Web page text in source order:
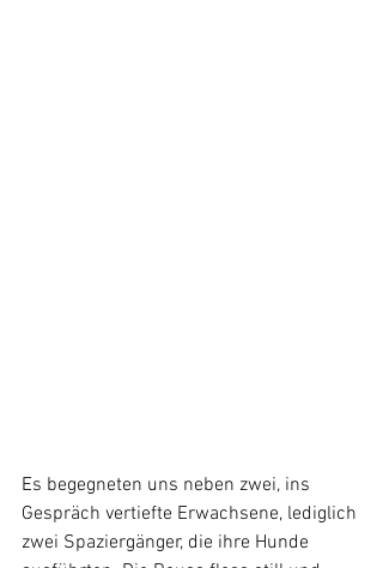
Es begegneten uns neben zwei, ins
Gespräch vertiefte Erwachsene, lediglich
zwei Spaziergänger, die ihre Hunde